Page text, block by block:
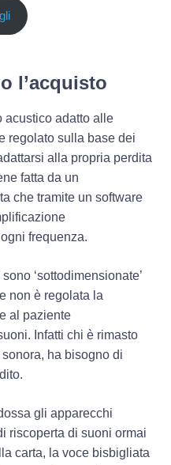
l’acquisto
acustico adatto alle
regolato sulla base dei
alla propria perdita
fatta da un
che tramite un software
frequenza.
sono ‘sottodimensionate’
non è regolata la
al paziente
Infatti chi è rimasto
ha bisogno di
.
gli apparecchi
riscoperta di suoni ormai
carta, la voce bisbigliata